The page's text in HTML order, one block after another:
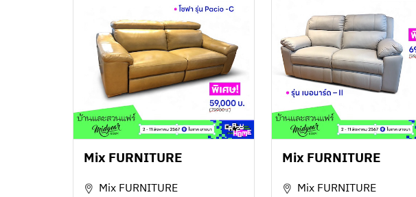
Mix FURNITURE
Mix FURNITURE
Mix FURNITURE
Mix FURNITURE